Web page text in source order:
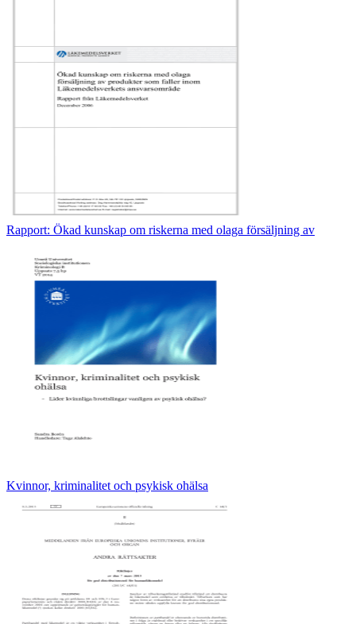
Rapport: Ökad kunskap om riskerna med olaga försäljning av
Kvinnor, kriminalitet och psykisk ohälsa